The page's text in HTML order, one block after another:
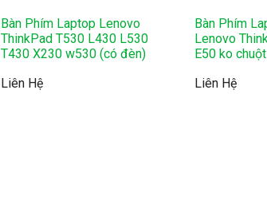
Bàn Phím Laptop Lenovo
ThinkPad T530 L430 L530
T430 X230 w530 (có đèn)
Liên Hệ
Bàn Phím
Lenovo
E50 ko chuột
Liên Hệ